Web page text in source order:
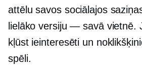
attēlu savos sociālajos
lielāko versiju — savā vietnē.
kļūst ieinteresēti un
spēli.